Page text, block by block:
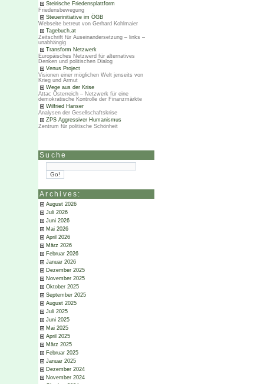
Steirische Friedensplattform
Friedensbewegung
Steuerinitiative im ÖGB
Webseite betreut von Gerhard Kohlmaier
Tagebuch.at
Zeitschrift für Auseinandersetzung – links –
unabhängig
Transform Netzwerk
Europäisches Netzwerd für alternatives
Denken und politischen Dialog
Venus Project
Visionen einer möglichen Welt jenseits von
Krieg und Armut
Wege aus der Krise
Attac Österreich – Netzwerk für eine
demokratische Kontrolle der Finanzmärkte
Wilfried Hanser
Analysen der Gesellschaftskrise
ZPS Aggressiver Humanismus
Zentrum für politische Schönheit
Suche
Archives:
August 2026
Juli 2026
Juni 2026
Mai 2026
April 2026
März 2026
Februar 2026
Januar 2026
Dezember 2025
November 2025
Oktober 2025
September 2025
August 2025
Juli 2025
Juni 2025
Mai 2025
April 2025
März 2025
Februar 2025
Januar 2025
Dezember 2024
November 2024